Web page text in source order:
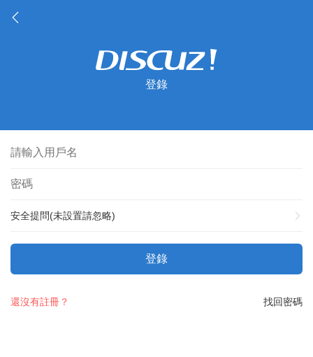
登錄
安全提問(未設置請忽略)
登錄
找回密碼
還沒有註冊？